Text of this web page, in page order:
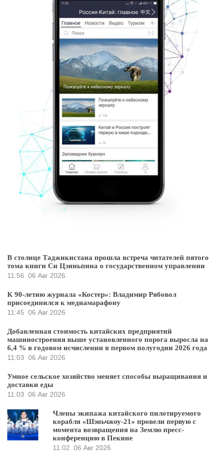
В столице Таджикистана прошла встреча читателей пятого
тома книги Си Цзиньпина о государственном управлении
11:56 06 Авг 2026
К 90-летию журнала «Костер»: Владимир Рябовол
присоединился к медиамарафону
11:45 06 Авг 2026
Добавленная стоимость китайских предприятий
машиностроения выше установленного порога выросла на
6,4 % в годовом исчислении в первом полугодии 2026 года
11:03 06 Авг 2026
Умное сельское хозяйство меняет способы выращивания и
доставки еды
11:03 06 Авг 2026
Члены экипажа китайского пилотируемого
корабля «Шэньчжоу-21» провели первую с
момента возвращения на Землю пресс-
конференцию в Пекине
11:02 06 Авг 2026